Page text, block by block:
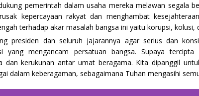
pemerintah dalam usaha mereka melawan segala
kepercayaan rakyat dan menghambat
terhadap akar masalah bangsa ini yaitu korupsi, kolusi,
presiden dan seluruh jajarannya agar serius dan
yang mengancam persatuan bangsa. Supaya tercipta
dan kerukunan antar umat beragama. Kita dipanggil
dalam keberagaman, sebagaimana Tuhan mengasihi